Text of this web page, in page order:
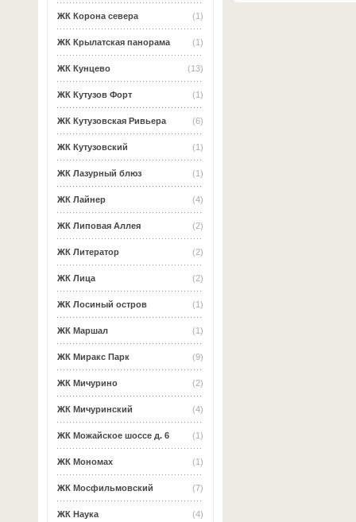
(1)
ЖК Корона севера
(1)
ЖК Крылатская панорама
(13)
ЖК Кунцево
(1)
ЖК Кутузов Форт
(6)
ЖК Кутузовская Ривьера
(1)
ЖК Кутузовский
(1)
ЖК Лазурный блюз
(4)
ЖК Лайнер
(2)
ЖК Липовая Аллея
(2)
ЖК Литератор
(2)
ЖК Лица
(1)
ЖК Лосиный остров
(1)
ЖК Маршал
(9)
ЖК Миракс Парк
(2)
ЖК Мичурино
(4)
ЖК Мичуринский
(1)
ЖК Можайское шоссе д. 6
(1)
ЖК Мономах
(7)
ЖК Мосфильмовский
(4)
ЖК Наука